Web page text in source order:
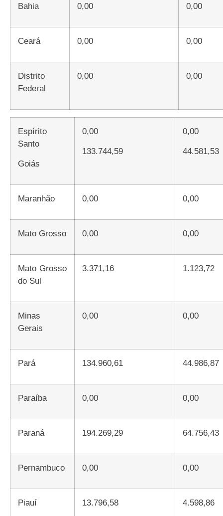
Bahia 0,00 0,00
Ceará 0,00 0,00
Distrito
Federal
0,00 0,00
Espírito
Santo
Goiás
0,00
133.744,59
0,00
44.581,53
Maranhão 0,00 0,00
Mato Grosso 0,00 0,00
Mato Grosso
do Sul
3.371,16 1.123,72
Minas
Gerais
0,00 0,00
Pará 134.960,61 44.986,87
Paraíba 0,00 0,00
Paraná 194.269,29 64.756,43
Pernambuco 0,00 0,00
Piauí 13.796,58 4.598,86